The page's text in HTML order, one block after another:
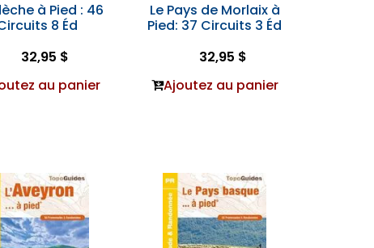
à Pied : 46
8 Éd
32,95 $
au panier
Le Pays de Morlaix à
Pied: 37 Circuits 3 Éd
32,95 $
Ajoutez au panier